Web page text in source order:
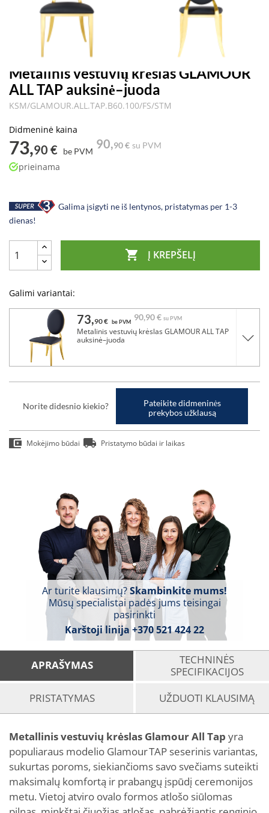
Metalinis vestuvių krėslas GLAMOUR
ALL TAP auksinė–juoda
KSM/GLAMOUR.ALL.TAP.B60.100/FS/STM
Didmeninė kaina
73,90 € be PVM
90,90 € su PVM
prieinama
Galima įsigyti ne iš lentynos, pristatymas per 1-3
dienas!
 Į KREPŠELĮ
Galimi variantai:
73,90 € be PVM 90,90 € su PVM
Metalinis vestuvių krėslas GLAMOUR ALL TAP
auksinė–juoda
Norite didesnio kiekio?
Pateikite didmeninės
prekybos užklausą
Mokėjimo būdai Pristatymo būdai ir laikas
Ar turite klausimų?Skambinkite mums!
Mūsų specialistai padės jums teisingai
pasirinkti
Karštoji linija +370 521 424 22
APRAŠYMAS
TECHNINĖS
SPECIFIKACIJOS
PRISTATYMAS
UŽDUOTI KLAUSIMĄ
Metallinis vestuvių krėslas GlamourAll Tap yra
populiaraus modelio Glamour TAP seserinis variantas,
sukurtas poroms, siekiančioms savo svečiams suteikti
maksimalų komfortą ir prabangų įspūdį ceremonijos
metu. Vietoj atviro ovalo formos atlošo siūlomas